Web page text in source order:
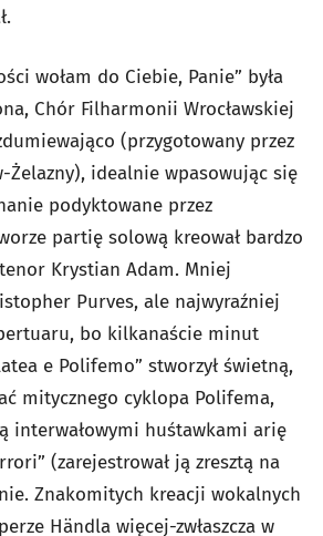
wołam do Ciebie, Panie” była
Chór Filharmonii Wrocławskiej
(przygotowany przez
Żelazny), idealnie wpasowując się
podyktowane przez
partię solową kreował bardzo
Krystian Adam. Mniej
Purves, ale najwyraźniej
bo kilkanaście minut
e Polifemo” stworzył świetną,
mitycznego cyklopa Polifema,
interwałowymi huśtawkami arię
(zarejestrował ją zresztą na
Znakomitych kreacji wokalnych
Händla więcej-zwłaszcza w